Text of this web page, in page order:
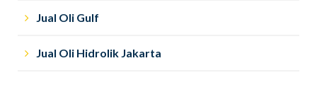
Jual Oli Gulf
Jual Oli Hidrolik Jakarta